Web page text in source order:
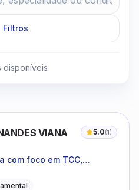
assistir
Filtros
disponíveis
VIANA 5.0(1)
com foco em TCC,